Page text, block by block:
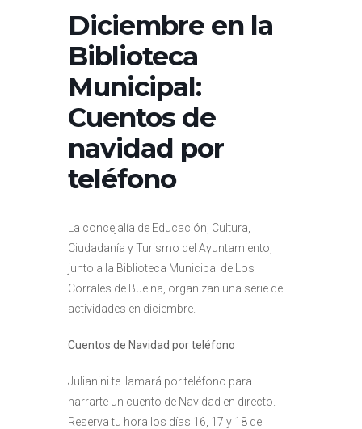
Diciembre en la
Biblioteca
Municipal:
Cuentos de
navidad por
teléfono
La concejalía de Educación, Cultura,
Ciudadanía y Turismo del Ayuntamiento,
junto a la Biblioteca Municipal de Los
Corrales de Buelna, organizan una serie de
actividades en diciembre.
Cuentos de Navidad por teléfono
Julianini te llamará por teléfono para
narrarte un cuento de Navidad en directo.
Reserva tu hora los días 16, 17 y 18 de